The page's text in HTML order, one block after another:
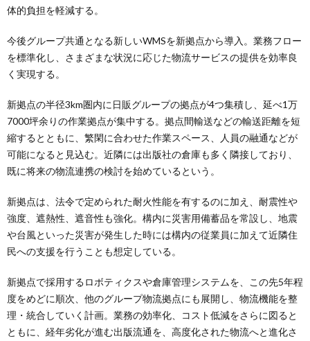
体的負担を軽減する。
今後グループ共通となる新しいWMSを新拠点から導入。業務フロー
を標準化し、さまざまな状況に応じた物流サービスの提供を効率良
く実現する。
新拠点の半径3km圏内に日販グループの拠点が4つ集積し、延べ1万
7000坪余りの作業拠点が集中する。拠点間輸送などの輸送距離を短
縮するとともに、繁閑に合わせた作業スペース、人員の融通などが
可能になると見込む。近隣には出版社の倉庫も多く隣接しており、
既に将来の物流連携の検討を始めているという。
新拠点は、法令で定められた耐火性能を有するのに加え、耐震性や
強度、遮熱性、遮音性も強化。構内に災害用備蓄品を常設し、地震
や台風といった災害が発生した時には構内の従業員に加えて近隣住
民への支援を行うことも想定している。
新拠点で採用するロボティクスや倉庫管理システムを、この先5年程
度をめどに順次、他のグループ物流拠点にも展開し、物流機能を整
理・統合していく計画。業務の効率化、コスト低減をさらに図ると
ともに、経年劣化が進む出版流通を、高度化された物流へと進化さ